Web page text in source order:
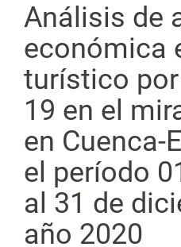
Análisis de
económica
turístico por
19 en el
en Cuenca-
el período
al 31 de
año 2020